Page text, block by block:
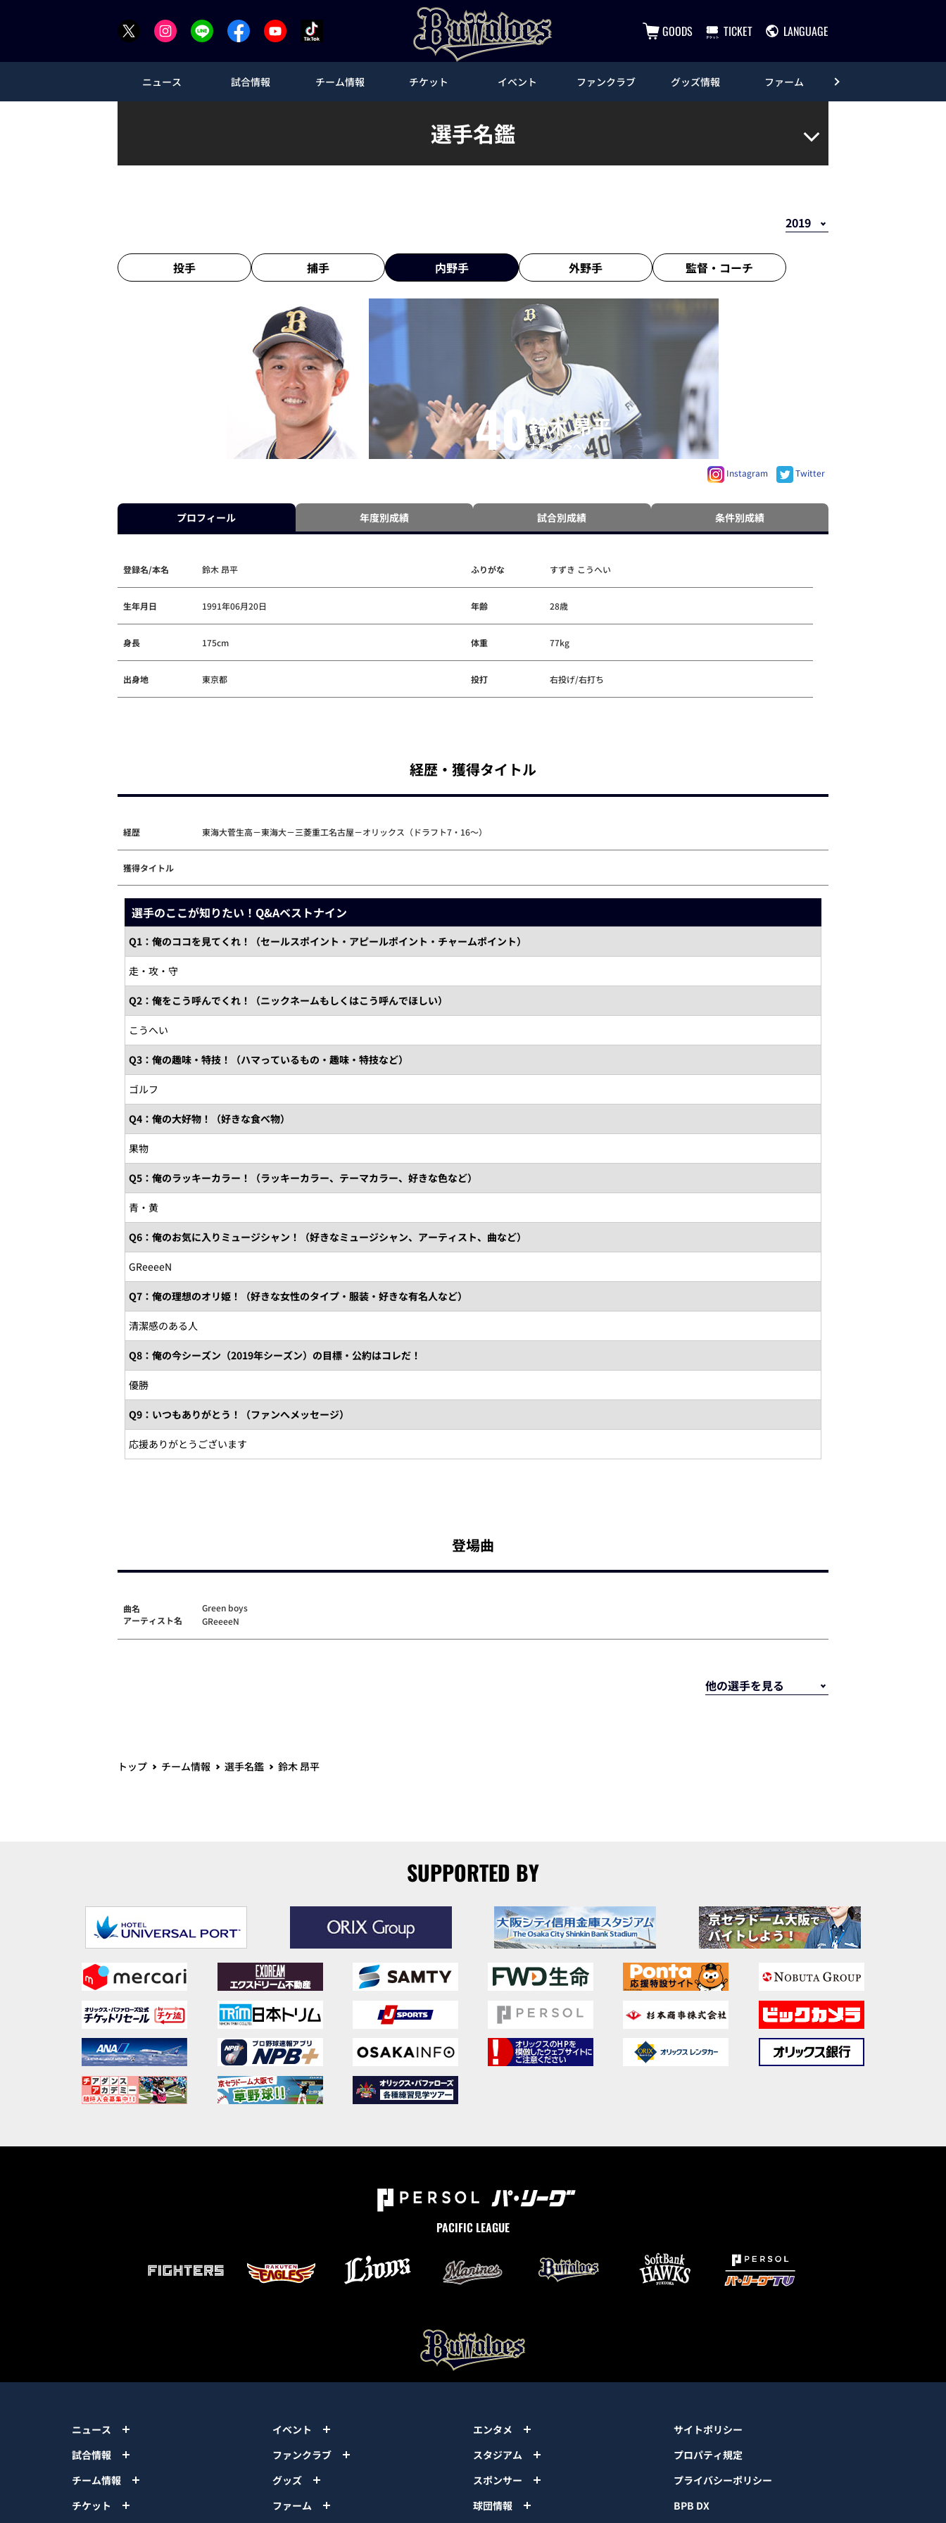
GOODS TICKET LANGUAGE
ニュース 試合情報 チーム情報 チケット イベント ファンクラブ グッズ情報 ファーム
選手名鑑
投手 捕手 内野手 外野手 監督・ コーチ
40鈴木 昂平
すずき こうへい
Instagram Twitter
プロフィール 年度別成績 試合別成績 条件別成績
登録名/本名 鈴木 昂平 ふりがな すずき こうへい
生年月日 1991年06月20日 年齢 28歳
身長 175cm 体重 77kg
出身地 東京都 投打 右投げ/右打ち
経歴・獲得タイトル
経歴 東海大菅生高－東海大－三菱重工名古屋－オリックス（ドラフト7・16～）
獲得タイトル
選手のここが知りたい！Q&Aベストナイン
Q1：俺のココを見てくれ！（セールスポイント・アピールポイント・チャームポイント）
走・攻・守
Q2：俺をこう呼んでくれ！（ニックネームもしくはこう呼んでほしい）
こうへい
Q3：俺の趣味・特技！（ハマっているもの・趣味・特技など）
ゴルフ
Q4：俺の大好物！（好きな食べ物）
果物
Q5：俺のラッキーカラー！（ラッキーカラー、テーマカラー、好きな色など）
青・黄
Q6：俺のお気に入りミュージシャン！（好きなミュージシャン、アーティスト、曲など）
GReeeeN
Q7：俺の理想のオリ姫！（好きな女性のタイプ・服装・好きな有名人など）
清潔感のある人
Q8：俺の今シーズン（2019年シーズン）の目標・公約はコレだ！
優勝
Q9：いつもありがとう！（ファンへメッセージ）
応援ありがとうございます
登場曲
曲名
アーティスト名
Green boys
GReeeeN
トップ チーム情報 選手名鑑 鈴木 昂平
SUPPORTED BY
PACIFIC LEAGUE
ニュース
試合情報
チーム情報
チケット
イベント
ファンクラブ
グッズ
ファーム
エンタメ
スタジアム
スポンサー
球団情報
サイトポリシー
プロパティ規定
プライバシーポリシー
BPB DX